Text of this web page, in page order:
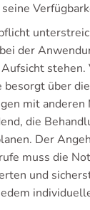
der
besorgt über
mit anderen
die
Der
muss die
und